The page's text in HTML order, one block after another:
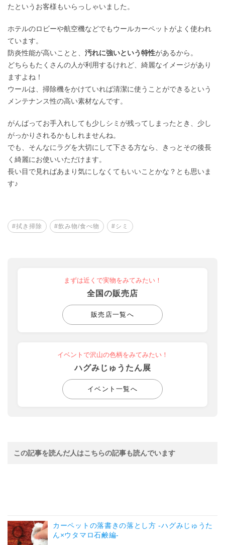
たというお客様もいらっしゃいました。
ホテルのロビーや航空機などでもウールカーペットがよく使われ
ています。
防炎性能が高いことと、 汚れに強いという特性があるから。
どちらもたくさんの人が利用するけれど、綺麗なイメージがあり
ますよね！
ウールは、掃除機をかけていれば清潔に使うことができるという
メンテナンス性の高い素材なんです。
がんばってお手入れしても少しシミが残ってしまったとき、少し
がっかりされるかもしれませんね。
でも、そんなにラグを大切にして下さる方なら、きっとその後長
く綺麗にお使いいただけます。
長い目で見ればあまり気にしなくてもいいことかな？とも思いま
す♪
#拭き掃除 #飲み物/食べ物 #シミ
まずは近くで実物をみてみたい！
全国の販売店
販売店一覧へ
イベントで沢山の色柄をみてみたい！
ハグみじゅうたん展
イベント一覧へ
この記事を読んだ人はこちらの記事も読んでいます
カーペットの落書きの落とし方 -ハグみじゅうた
ん×ウタマロ石鹸編-